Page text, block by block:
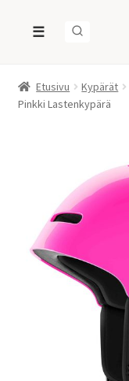
☰
Etusivu Kypärät
Pinkki Lastenkypärä